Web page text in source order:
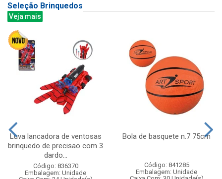
Seleção Brinquedos
Veja mais
Luva lancadora de ventosas
brinquedo de precisao com 3
dardo...
Código: 836370
Embalagem: Unidade
Bola de basquete n.7 75cm
Código: 841285
Embalagem: Unidade